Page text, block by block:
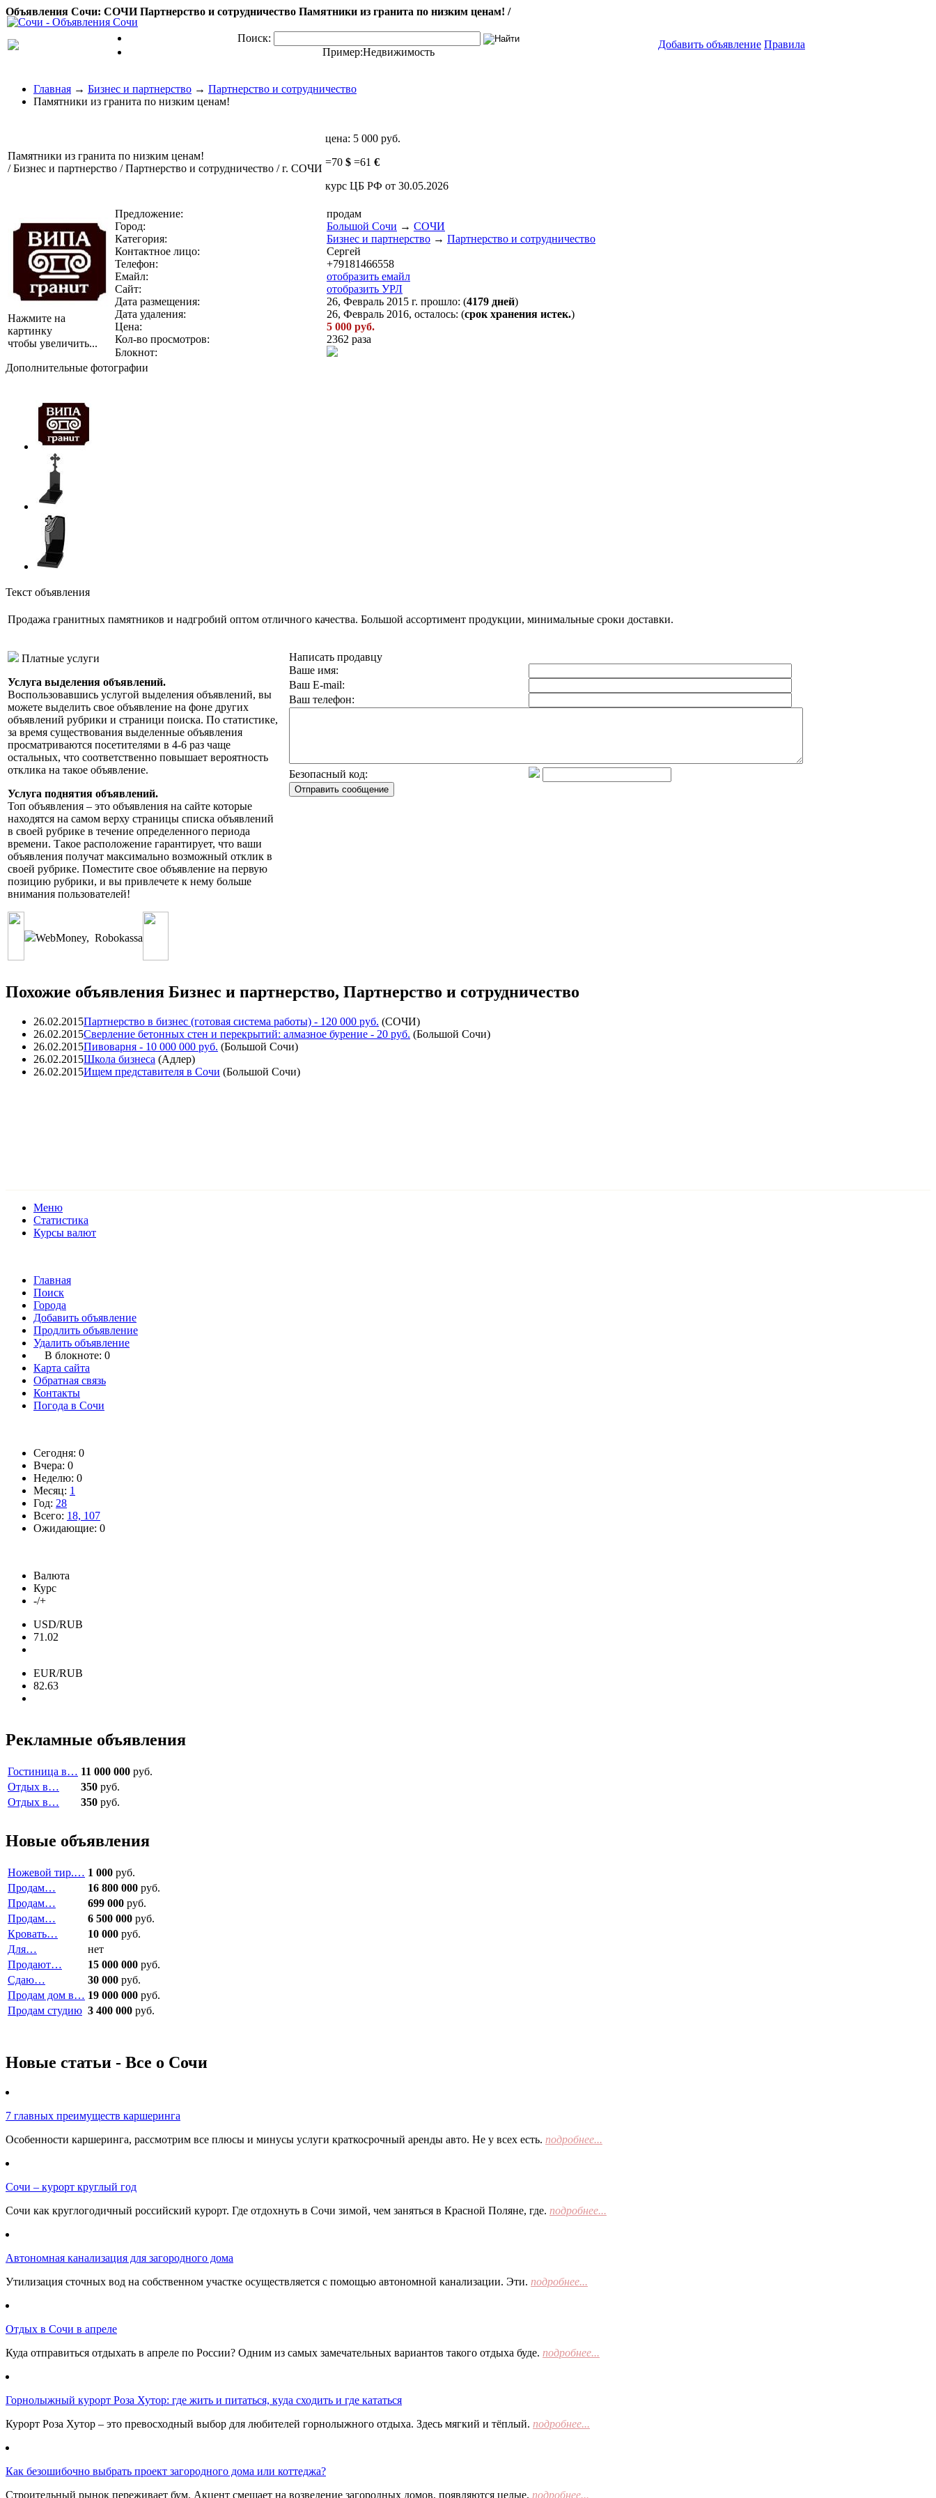
Объявления Сочи: СОЧИ Партнерство и сотрудничество Памятники из гранита по низким ценам! /
Поиск:
Пример:Недвижимость
Добавить объявление Правила
Главная → Бизнес и партнерство → Партнерство и сотрудничество
Памятники из гранита по низким ценам!
Памятники из гранита по низким ценам!
/ Бизнес и партнерство / Партнерство и сотрудничество / г. СОЧИ
цена: 5 000 руб.
=70 $ =61 €
курс ЦБ РФ от 30.05.2026
Нажмите на
картинку
чтобы увеличить...
Предложение:
продам
Город:
Большой Сочи → СОЧИ
Категория:
Бизнес и партнерство → Партнерство и сотрудничество
Контактное лицо:
Сергей
Телефон:
+79181466558
Емайл:
отобразить емайл
Сайт:
отобразить УРЛ
Дата размещения:
26, Февраль 2015 г. прошло: (4179 дней)
Дата удаления:
26, Февраль 2016, осталось: (срок хранения истек.)
Цена:
5 000 руб.
Кол-во просмотров:
2362 раза
Блокнот:
Дополнительные фотографии
Текст объявления
Продажа гранитных памятников и надгробий оптом отличного качества. Большой ассортимент продукции, минимальные сроки доставки.
Платные услуги
Услуга выделения объявлений.
Воспользовавшись услугой выделения объявлений, вы
можете выделить свое объявление на фоне других
объявлений рубрики и страници поиска. По статистике,
за время существования выделенные объявления
просматриваются посетителями в 4-6 раз чаще
остальных, что соответственно повышает вероятность
отклика на такое объявление.
Услуга поднятия объявлений.
Топ объявления – это объявления на сайте которые
находятся на самом верху страницы списка объявлений
в своей рубрике в течение определенного периода
времени. Такое расположение гарантирует, что ваши
объявления получат максимально возможный отклик в
своей рубрике. Поместите свое объявление на первую
позицию рубрики, и вы привлечете к нему больше
внимания пользователей!
WebMoney, Robokassa
Написать продавцу
Ваше имя:
Ваш E-mail:
Ваш телефон:
Безопасный код:
Похожие объявления Бизнес и партнерство, Партнерство и сотрудничество
26.02.2015Партнерство в бизнес (готовая система работы) - 120 000 руб. (СОЧИ)
26.02.2015Сверление бетонных стен и перекрытий: алмазное бурение - 20 руб. (Большой Сочи)
26.02.2015Пивоварня - 10 000 000 руб. (Большой Сочи)
26.02.2015Школа бизнеса (Адлер)
26.02.2015Ищем представителя в Сочи (Большой Сочи)
Меню
Статистика
Курсы валют
Главная
Поиск
Города
Добавить объявление
Продлить объявление
Удалить объявление
В блокноте: 0
Карта сайта
Обратная связь
Контакты
Погода в Сочи
Сегодня: 0
Вчера: 0
Неделю: 0
Месяц: 1
Год: 28
Всего: 18, 107
Ожидающие: 0
Валюта
Курс
-/+
USD/RUB
71.02
EUR/RUB
82.63
Рекламные объявления
Гостиница в… 11 000 000 руб.
Отдых в…
350 руб.
Отдых в…
350 руб.
Новые объявления
Ножевой тир.… 1 000 руб.
Продам…
16 800 000 руб.
Продам…
699 000 руб.
Продам…
6 500 000 руб.
Кровать…
10 000 руб.
Для…
нет
Продают…
15 000 000 руб.
Сдаю…
30 000 руб.
Продам дом в… 19 000 000 руб.
Продам студию 3 400 000 руб.
Новые статьи - Все о Сочи
7 главных преимуществ каршеринга
Особенности каршеринга, рассмотрим все плюсы и минусы услуги краткосрочный аренды авто. Не у всех есть. подробнее...
Сочи – курорт круглый год
Сочи как круглогодичный российский курорт. Где отдохнуть в Сочи зимой, чем заняться в Красной Поляне, где. подробнее...
Автономная канализация для загородного дома
Утилизация сточных вод на собственном участке осуществляется с помощью автономной канализации. Эти. подробнее...
Отдых в Сочи в апреле
Куда отправиться отдыхать в апреле по России? Одним из самых замечательных вариантов такого отдыха буде. подробнее...
Горнолыжный курорт Роза Хутор: где жить и питаться, куда сходить и где кататься
Курорт Роза Хутор – это превосходный выбор для любителей горнолыжного отдыха. Здесь мягкий и тёплый. подробнее...
Как безошибочно выбрать проект загородного дома или коттеджа?
Строительный рынок переживает бум. Акцент смещает на возведение загородных домов, появляются целые. подробнее...